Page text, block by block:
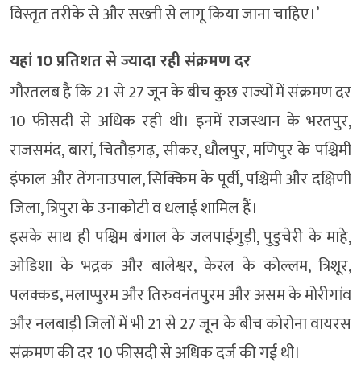
विस्तृत तरीके से और सख्ती से लागू किया जाना चाहिए।’
यहां 10 प्रतिशत से ज्यादा रही संक्रमण दर
गौरतलब है कि 21 से 27 जून के बीच कुछ राज्यों में संक्रमण दर
10 फीसदी से अधिक रही थी। इनमें राजस्थान के भरतपुर,
राजसमंद, बारां, चितौड़गढ़, सीकर, धौलपुर, मणिपुर के पश्चिमी
इंफाल और तेंगनाउपाल, सिक्किम के पूर्वी, पश्चिमी और दक्षिणी
जिला, त्रिपुरा के उनाकोटी व धलाई शामिल हैं।
इसके साथ ही पश्चिम बंगाल के जलपाईगुड़ी, पुडुचेरी के माहे,
ओडिशा के भद्रक और बालेश्वर, केरल के कोल्लम, त्रिशूर,
पलक्कड, मलाप्पुरम और तिरुवनंतपुरम और असम के मोरीगांव
और नलबाड़ी जिलों में भी 21 से 27 जून के बीच कोरोना वायरस
संक्रमण की दर 10 फीसदी से अधिक दर्ज की गई थी।